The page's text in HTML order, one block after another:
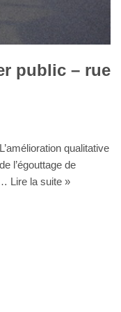
public – rue
qualitative
l’égouttage de
Lire la suite »